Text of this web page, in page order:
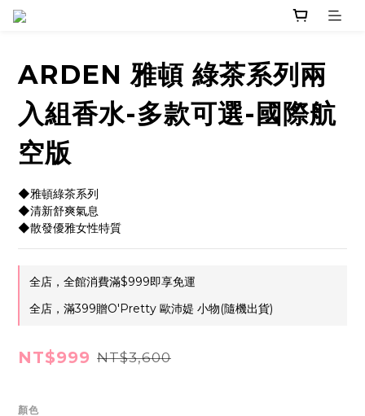
ARDEN 雅頓 綠茶系列兩
入組香水-多款可選-國際航
空版
◆雅頓綠茶系列
◆清新舒爽氣息
◆散發優雅女性特質
全店，全館消費滿$999即享免運
全店，滿399贈O'Pretty 歐沛媞 小物(隨機出貨)
NT$999 NT$3,600
顏色